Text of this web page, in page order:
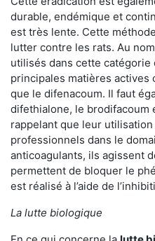
durable, endémique et
est très lente. Cette
lutter contre les rats. Au
utilisés dans cette
principales matières actives
que le difenacoum. Il faut
difethialone, le brodifacoum
rappelant que leur
professionnels dans le
anticoagulants, ils agissent
permettent de bloquer le
est réalisé à l’aide de
La lutte biologique